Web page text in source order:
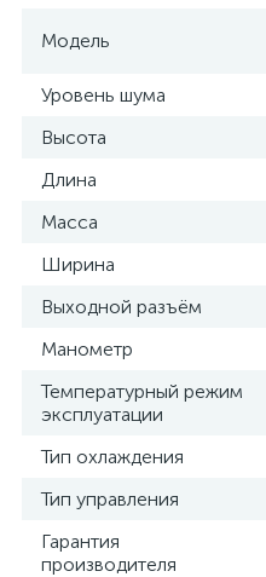
Модель
Уровень шума
Высота
Длина
Масса
Ширина
Выходной разъём
Манометр
Температурный режим
эксплуатации
Тип охлаждения
Тип управления
Гарантия
производителя